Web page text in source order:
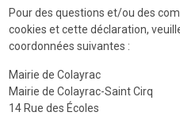
Pour des questions et/ou des
cookies et cette déclaration,
coordonnées suivantes :
Mairie de Colayrac
Mairie de Colayrac-Saint Cirq
14 Rue des Écoles